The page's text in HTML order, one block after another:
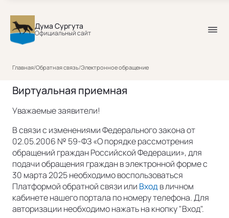
Дума Сургута
Официальный сайт
Главная/Обратная связь/Электронное обращение
Виртуальная приемная
Уважаемые заявители!
В связи с изменениями Федерального закона от
02.05.2006 № 59-ФЗ «О порядке рассмотрения
обращений граждан Российской Федерации», для
подачи обращения граждан в электронной форме с
30 марта 2025 необходимо воспользоваться
Платформой обратной связи или Входв личном
кабинете нашего портала по номеру телефона. Для
авторизации необходимо нажать на кнопку "Вход".